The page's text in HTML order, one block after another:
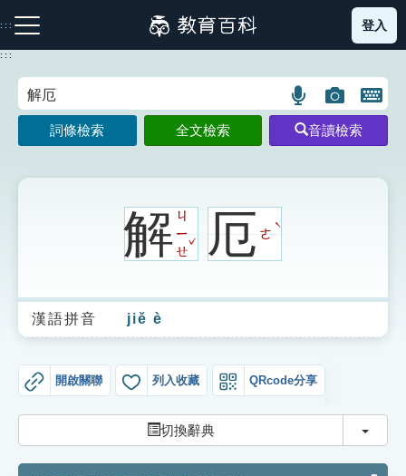
到
主
:::
注音索引圖示 筆畫索引圖示 部首索引表圖示
生字詞彙表
成語故事
索引選單
登入
:::
語
言
搜
圖
片
搜
開
鍵
圖
詞條檢索 全文檢索 音讀檢索
解ㄐ
ㄧ
ㄝ
ˇ厄ㄜ
ˋ
漢語拼音 jiě è
開啟關聯 列入收藏 QRcode分享
切換辭典 切換